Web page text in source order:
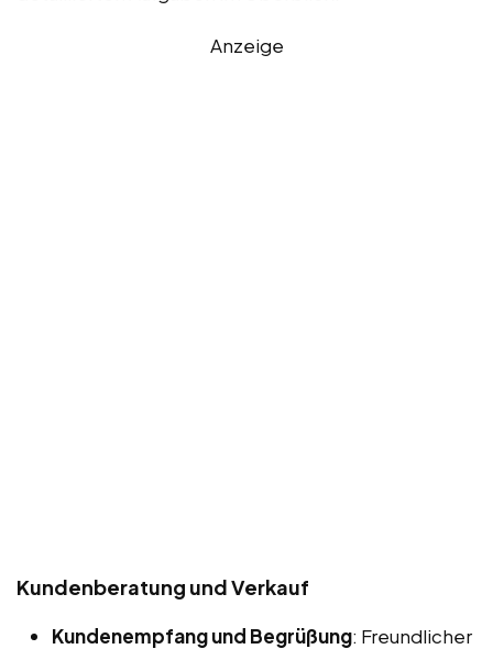
Anzeige
Kundenberatung und Verkauf
Kundenempfang und Begrüßung: Freundlicher